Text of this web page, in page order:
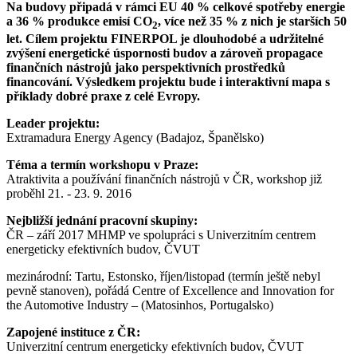
Na budovy připadá v rámci EU 40 % celkové spotřeby energie
a 36 % produkce emisí CO2, více než 35 % z nich je starších 50
let. Cílem projektu FINERPOL je dlouhodobé a udržitelné
zvýšení energetické úspornosti budov a zároveň propagace
finančních nástrojů jako perspektivních prostředků
financování. Výsledkem projektu bude i interaktivní mapa s
příklady dobré praxe z celé Evropy.
Leader projektu:
Extramadura Energy Agency (Badajoz, Španělsko)
Téma a termín workshopu v Praze:
Atraktivita a používání finančních nástrojů v ČR, workshop již
proběhl 21. - 23. 9. 2016
Nejbližší jednání pracovní skupiny:
ČR – září 2017 MHMP ve spolupráci s Univerzitním centrem
energeticky efektivních budov, ČVUT
mezinárodní: Tartu, Estonsko, říjen/listopad (termín ještě nebyl
pevně stanoven), pořádá Centre of Excellence and Innovation for
the Automotive Industry – (Matosinhos, Portugalsko)
Zapojené instituce z ČR:
Univerzitní centrum energeticky efektivních budov, ČVUT